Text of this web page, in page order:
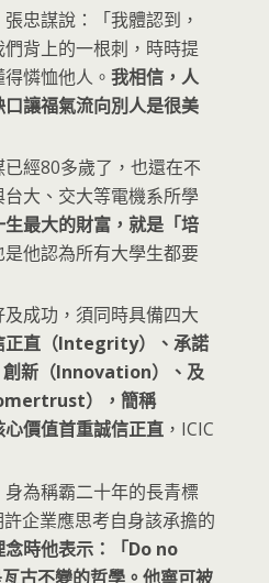
忠謀說：「我體認到，
背上的一根刺，時時提
憐恤他人。我相信，人
讓福氣流向別人是很美
經80多歲了，也還在不
大、交大等電機系所學
生最大的財富，就是「培
是他認為所有大學生都要
成功，須同時具備四大
正直（Integrity）、承諾
新（Innovation）、及
），簡稱
心價值首重誠信正直 ，ICIC
身為稱霸二十年的長青標
企業應思考自身該承擔的
念時他表示：「Do no
古不變的哲學。他寧可被